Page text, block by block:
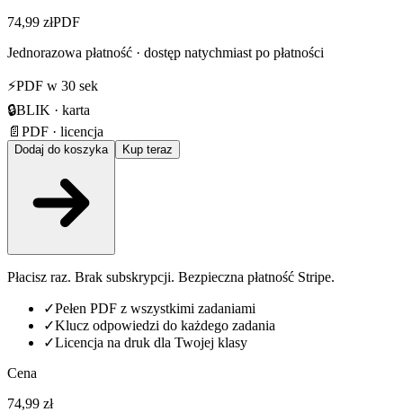
74,99 złPDF
Jednorazowa płatność · dostęp natychmiast po płatności
⚡PDF w 30 sek
🔒BLIK · karta
📄 PDF · licencja
Dodaj do koszyka Kup teraz
Płacisz raz. Brak subskrypcji. Bezpieczna płatność Stripe.
✓Pełen PDF z wszystkimi zadaniami
✓Klucz odpowiedzi do każdego zadania
✓Licencja na druk dla Twojej klasy
Cena
74,99 zł